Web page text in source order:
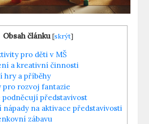
Obsah článku [skrýt]
pro děti v MŠ
a kreativní činnosti
hry a příběhy
pro‌ rozvoj fantazie
podněcují představivost
na aktivace představivosti
zábavu